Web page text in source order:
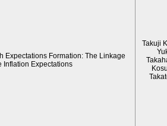
Expectations Formation: The Linkage
Inflation Expectations
Takuji